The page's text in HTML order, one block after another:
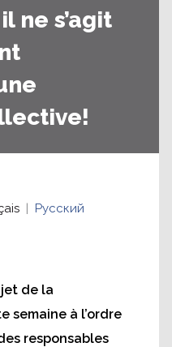
ne s’agit
Русский
de la
semaine à l’ordre
responsables